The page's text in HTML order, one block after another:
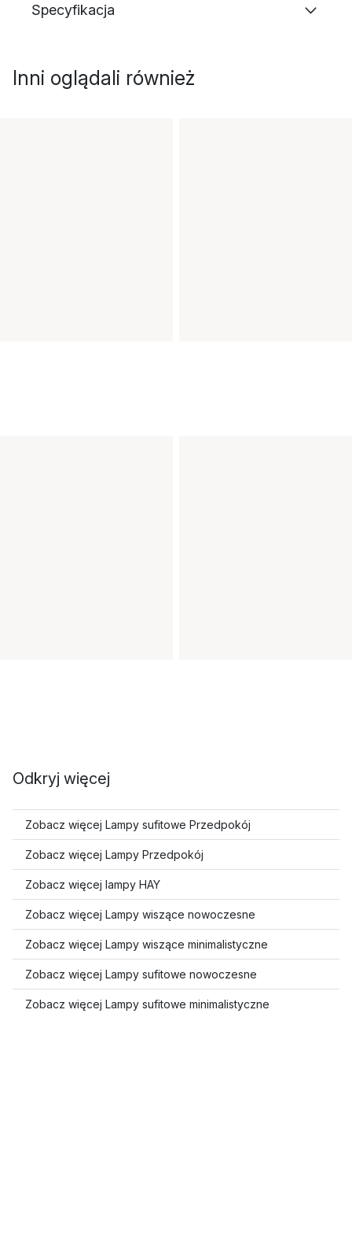
Specyfikacja
Inni oglądali również
Odkryj więcej
Zobacz więcej Lampy sufitowe Przedpokój
Zobacz więcej Lampy Przedpokój
Zobacz więcej lampy HAY
Zobacz więcej Lampy wiszące nowoczesne
Zobacz więcej Lampy wiszące minimalistyczne
Zobacz więcej Lampy sufitowe nowoczesne
Zobacz więcej Lampy sufitowe minimalistyczne